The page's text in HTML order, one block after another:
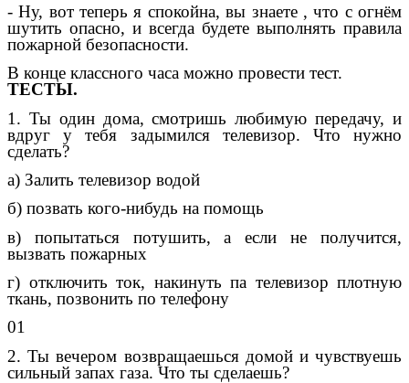
- Ну, вот теперь я спокойна, вы знаете , что с огнём
шутить опасно, и всегда будете выполнять правила
пожарной безопасности.
В конце классного часа можно провести тест.
ТЕСТЫ.
1. Ты один дома, смотришь любимую передачу, и
вдруг у тебя задымился телевизор. Что нужно
сделать?
а) Залить телевизор водой
б) позвать кого-нибудь на помощь
в) попытаться потушить, а если не получится,
вызвать пожарных
г) отключить ток, накинуть па телевизор плотную
ткань, позвонить по телефону
01
2. Ты вечером возвращаешься домой и чувствуешь
сильный запах газа. Что ты сделаешь?